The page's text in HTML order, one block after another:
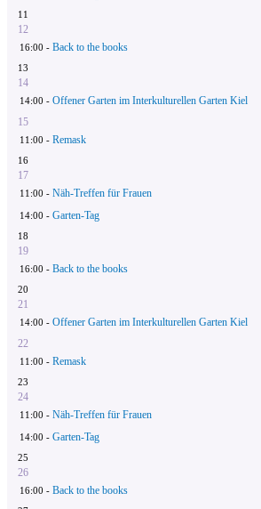
11
12
16:00 - Back to the books
13
14
14:00 - Offener Garten im Interkulturellen Garten Kiel
15
11:00 - Remask
16
17
11:00 - Näh-Treffen für Frauen
14:00 - Garten-Tag
18
19
16:00 - Back to the books
20
21
14:00 - Offener Garten im Interkulturellen Garten Kiel
22
11:00 - Remask
23
24
11:00 - Näh-Treffen für Frauen
14:00 - Garten-Tag
25
26
16:00 - Back to the books